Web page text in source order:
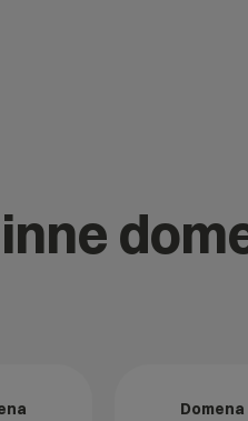
Domena